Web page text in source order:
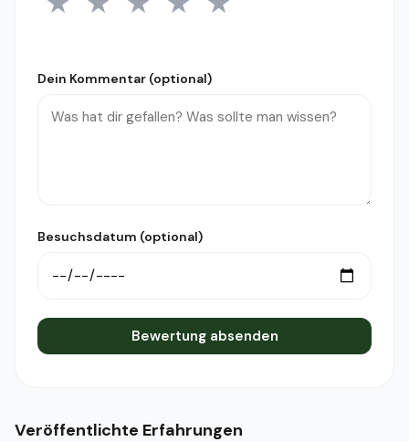
1 Stern2 Sterne
3 Sterne
4 Sterne5 Sterne
Dein Kommentar (optional)
Besuchsdatum (optional)
Bewertung absenden
Veröffentlichte Erfahrungen